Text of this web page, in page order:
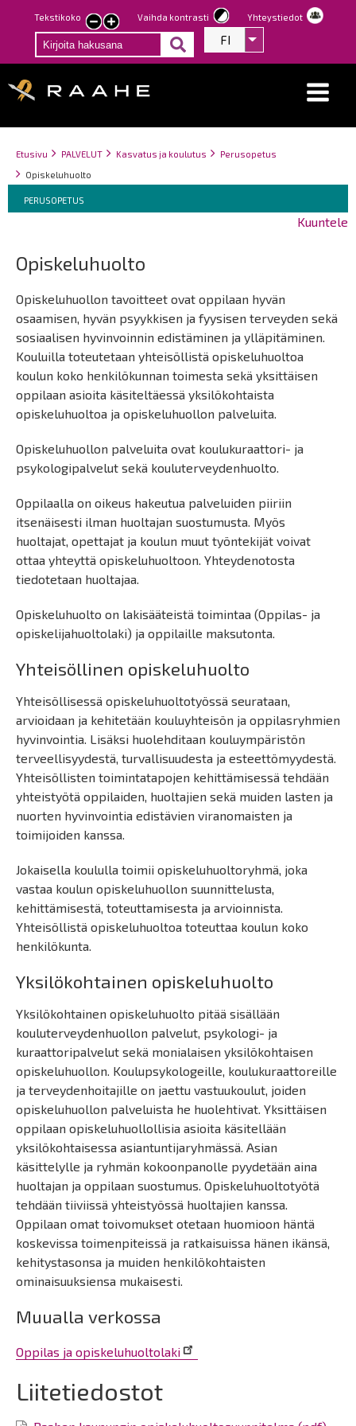
Hyppää
pääsisältöön
Tekstikoko
Pienennä
tekstin
kokoa
Suurenna
tekstin
kokoa
Vaihda kontrasti Yhteystiedot
FI Listaa
Breadcrumbs
You
are
Etusivu PALVELUT Kasvatus ja koulutus
Perusopetus
Opiskeluhuolto
Breadcrumbs
You
are
PERUSOPETUS
Kuuntele
Opiskeluhuolto
Opiskeluhuollon tavoitteet ovat oppilaan hyvän
osaamisen, hyvän psyykkisen ja fyysisen terveyden sekä
sosiaalisen hyvinvoinnin edistäminen ja ylläpitäminen.
Kouluilla toteutetaan yhteisöllistä opiskeluhuoltoa
koulun koko henkilökunnan toimesta sekä yksittäisen
oppilaan asioita käsiteltäessä yksilökohtaista
opiskeluhuoltoa ja opiskeluhuollon palveluita.
Opiskeluhuollon palveluita ovat koulukuraattori- ja
psykologipalvelut sekä kouluterveydenhuolto.
Oppilaalla on oikeus hakeutua palveluiden piiriin
itsenäisesti ilman huoltajan suostumusta. Myös
huoltajat, opettajat ja koulun muut työntekijät voivat
ottaa yhteyttä opiskeluhuoltoon. Yhteydenotosta
tiedotetaan huoltajaa.
Opiskeluhuolto on lakisääteistä toimintaa (Oppilas- ja
opiskelijahuoltolaki) ja oppilaille maksutonta.
Yhteisöllinen opiskeluhuolto
Yhteisöllisessä opiskeluhuoltotyössä seurataan,
arvioidaan ja kehitetään kouluyhteisön ja oppilasryhmien
hyvinvointia. Lisäksi huolehditaan kouluympäristön
terveellisyydestä, turvallisuudesta ja esteettömyydestä.
Yhteisöllisten toimintatapojen kehittämisessä tehdään
yhteistyötä oppilaiden, huoltajien sekä muiden lasten ja
nuorten hyvinvointia edistävien viranomaisten ja
toimijoiden kanssa.
Jokaisella koululla toimii opiskeluhuoltoryhmä, joka
vastaa koulun opiskeluhuollon suunnittelusta,
kehittämisestä, toteuttamisesta ja arvioinnista.
Yhteisöllistä opiskeluhuoltoa toteuttaa koulun koko
henkilökunta.
Yksilökohtainen opiskeluhuolto
Yksilökohtainen opiskeluhuolto pitää sisällään
kouluterveydenhuollon palvelut, psykologi- ja
kuraattoripalvelut sekä monialaisen yksilökohtaisen
opiskeluhuollon. Koulupsykologeille, koulukuraattoreille
ja terveydenhoitajille on jaettu vastuukoulut, joiden
opiskeluhuollon palveluista he huolehtivat. Yksittäisen
oppilaan opiskeluhuollollisia asioita käsitellään
yksilökohtaisessa asiantuntijaryhmässä. Asian
käsittelylle ja ryhmän kokoonpanolle pyydetään aina
huoltajan ja oppilaan suostumus. Opiskeluhuoltotyötä
tehdään tiiviissä yhteistyössä huoltajien kanssa.
Oppilaan omat toivomukset otetaan huomioon häntä
koskevissa toimenpiteissä ja ratkaisuissa hänen ikänsä,
kehitystasonsa ja muiden henkilökohtaisten
ominaisuuksiensa mukaisesti.
Muualla verkossa
Oppilas ja opiskeluhuoltolaki
Liitetiedostot